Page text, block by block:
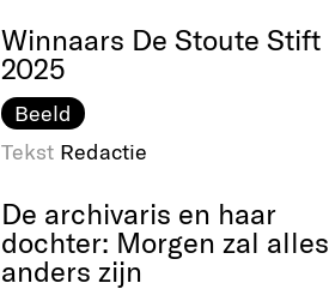
Winnaars De Stoute Stift
2025
Beeld
Tekst Redactie
De archivaris en haar
dochter: Morgen zal alles
anders zijn